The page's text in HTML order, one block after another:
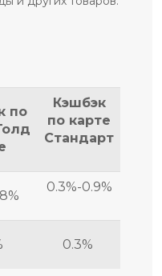
по
Кэшбэк
по карте
Стандарт
0.3%-0.9%
0.3%